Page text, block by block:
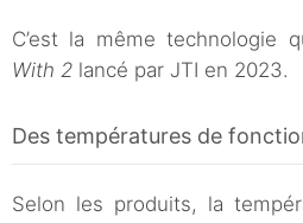
C’est la même technologie
With 2 lancé par JTI en 2023.
Des températures de
Selon les produits, la